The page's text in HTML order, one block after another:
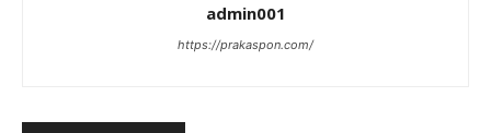
admin001
https://prakaspon.com/